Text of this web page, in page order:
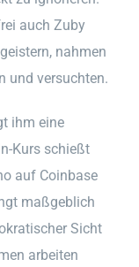
auch Zuby
nahmen
und versuchten.
ihm eine
Kurs schießt
auf Coinbase
maßgeblich
Sicht
arbeiten